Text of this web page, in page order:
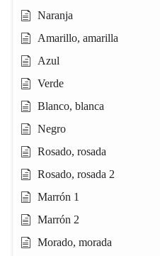
Naranja
Amarillo, amarilla
Azul
Verde
Blanco, blanca
Negro
Rosado, rosada
Rosado, rosada 2
Marrón 1
Marrón 2
Morado, morada